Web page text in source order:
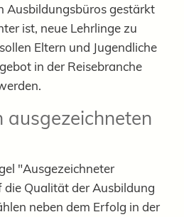
gestärkt
ist, neue Lehrlinge zu
Eltern und Jugendliche
in der Reisebranche
ausgezeichneten
"Ausgezeichneter
Qualität der Ausbildung
neben dem Erfolg in der